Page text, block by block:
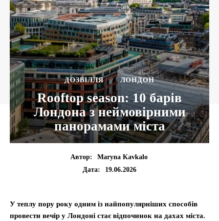
ДОЗВІЛЛЯ ЛОНДОН
Rooftop season: 10 барів
Лондона з неймовірними
панорамами міста
Автор:
Maryna Kavkalo
Дата:
19.06.2026
У теплу пору року одним із найпопулярніших способів
провести вечір у Лондоні стає відпочинок на дахах міста.